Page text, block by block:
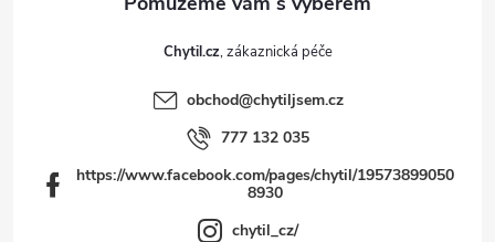
Chytil.cz
obchod@chytiljsem.cz
777 132 035
https://www.facebook.com/pages/chytil/19573899050
8930
chytil_cz/